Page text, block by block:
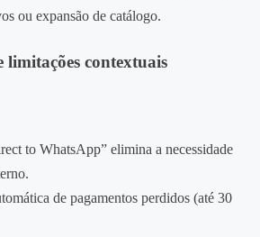
ou expansão de catálogo.
limitações contextuais
to WhatsApp” elimina a necessidade
de pagamentos perdidos (até 30